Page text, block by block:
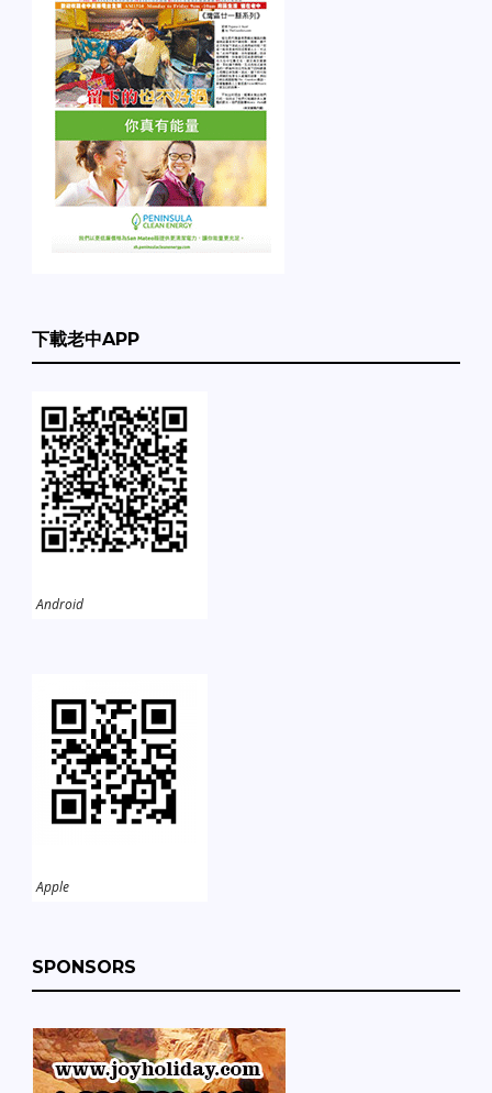
下載老中APP
Android
Apple
SPONSORS